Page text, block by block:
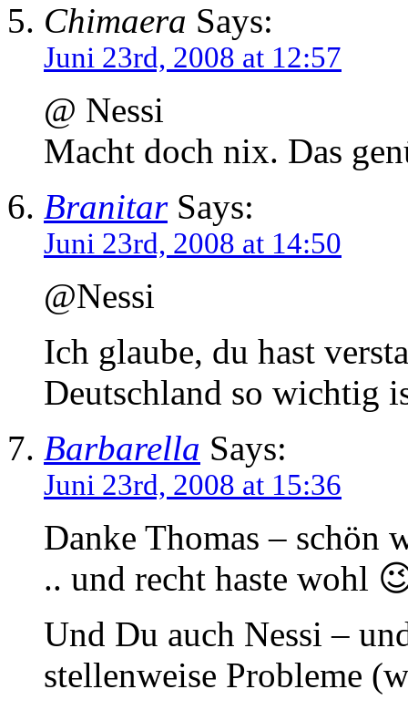
Chimaera Says:
Juni 23rd, 2008 at 12:57
@ Nessi
Macht doch nix. Das
BranitarSays:
Juni 23rd, 2008 at 14:50
@Nessi
Ich glaube, du hast
Deutschland so wichtig
Barbarella Says:
Juni 23rd, 2008 at 15:36
Danke Thomas – schön
.. und recht haste wohl
Und Du auch Nessi –
stellenweise Probleme